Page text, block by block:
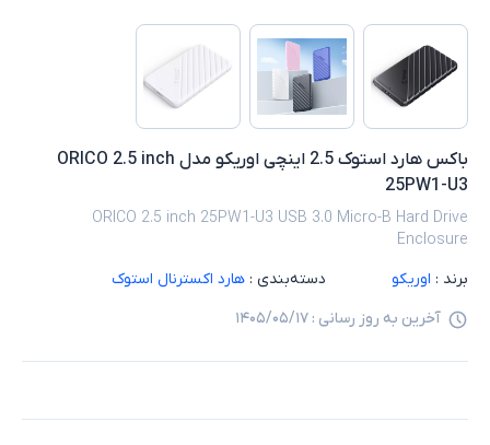
باکس هارد استوک 2.5 اینچی اوریکو مدل ORICO 2.5 inch
25PW1-U3
ORICO 2.5 inch 25PW1-U3 USB 3.0 Micro-B Hard Drive
Enclosure
برند : اوریکو دسته‌بندی : هارد اکسترنال استوک
آخرین به روز رسانی : ۱۴۰۵/۰۵/۱۷